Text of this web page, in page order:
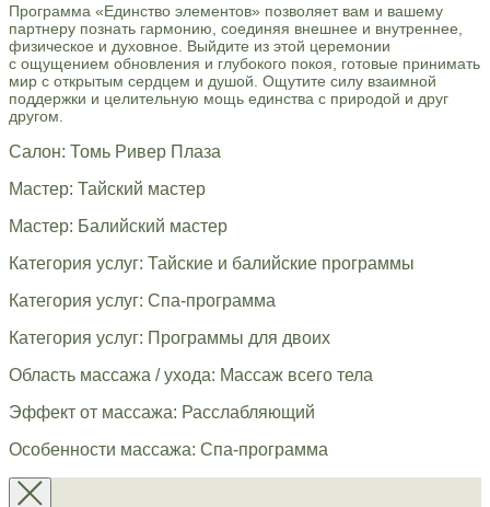
Программа «Единство элементов» позволяет вам и вашему
партнеру познать гармонию, соединяя внешнее и внутреннее,
физическое и духовное. Выйдите из этой церемонии
с ощущением обновления и глубокого покоя, готовые принимать
мир с открытым сердцем и душой. Ощутите силу взаимной
поддержки и целительную мощь единства с природой и друг
другом.
Салон: Томь Ривер Плаза
Мастер: Тайский мастер
Мастер: Балийский мастер
Категория услуг: Тайские и балийские программы
Категория услуг: Спа-программа
Категория услуг: Программы для двоих
Область массажа / ухода: Массаж всего тела
Эффект от массажа: Расслабляющий
Особенности массажа: Спа-программа